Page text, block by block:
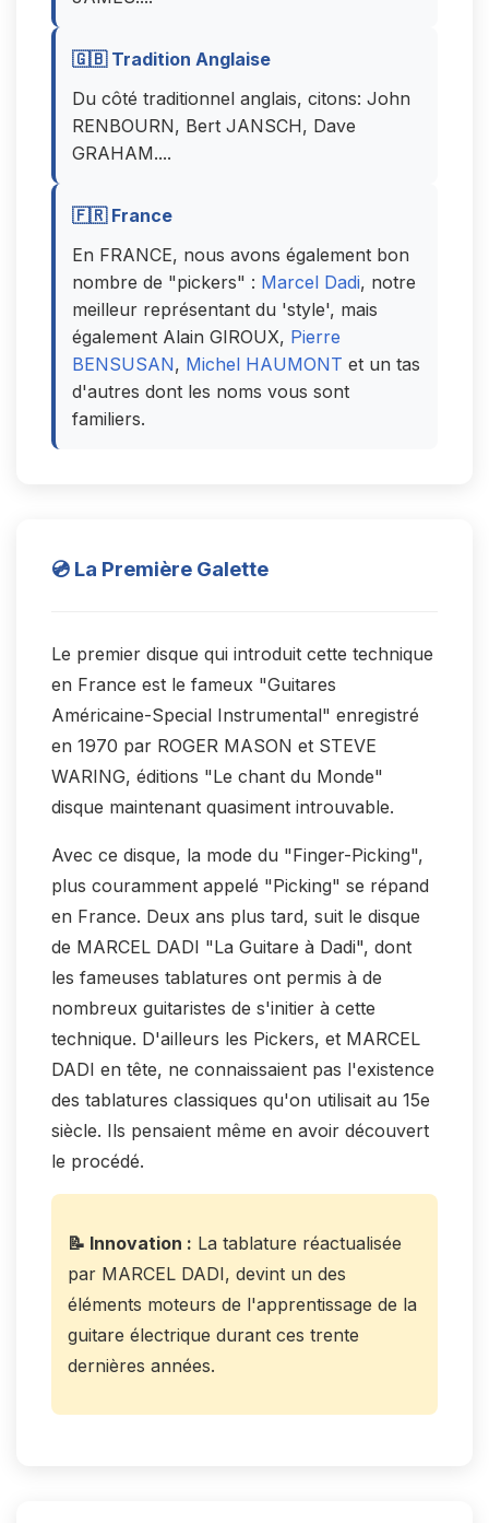
🇬🇧 Tradition Anglaise
Du côté traditionnel anglais, citons: John
RENBOURN, Bert JANSCH, Dave
GRAHAM....
🇫🇷 France
En FRANCE, nous avons également bon
nombre de "pickers" : Marcel Dadi, notre
meilleur représentant du 'style', mais
également Alain GIROUX, Pierre
BENSUSAN, Michel HAUMONT et un tas
d'autres dont les noms vous sont
familiers.
💿 La Première Galette
Le premier disque qui introduit cette technique
en France est le fameux "Guitares
Américaine-Special Instrumental" enregistré
en 1970 par ROGER MASON et STEVE
WARING, éditions "Le chant du Monde"
disque maintenant quasiment introuvable.
Avec ce disque, la mode du "Finger-Picking",
plus couramment appelé "Picking" se répand
en France. Deux ans plus tard, suit le disque
de MARCEL DADI "La Guitare à Dadi", dont
les fameuses tablatures ont permis à de
nombreux guitaristes de s'initier à cette
technique. D'ailleurs les Pickers, et MARCEL
DADI en tête, ne connaissaient pas l'existence
des tablatures classiques qu'on utilisait au 15e
siècle. Ils pensaient même en avoir découvert
le procédé.
📝 Innovation : La tablature réactualisée
par MARCEL DADI, devint un des
éléments moteurs de l'apprentissage de la
guitare électrique durant ces trente
dernières années.